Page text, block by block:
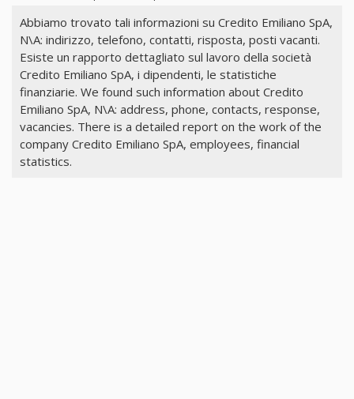
Abbiamo trovato tali informazioni su Credito Emiliano SpA,
N\A: indirizzo, telefono, contatti, risposta, posti vacanti.
Esiste un rapporto dettagliato sul lavoro della società
Credito Emiliano SpA, i dipendenti, le statistiche
finanziarie. We found such information about Credito
Emiliano SpA, N\A: address, phone, contacts, response,
vacancies. There is a detailed report on the work of the
company Credito Emiliano SpA, employees, financial
statistics.